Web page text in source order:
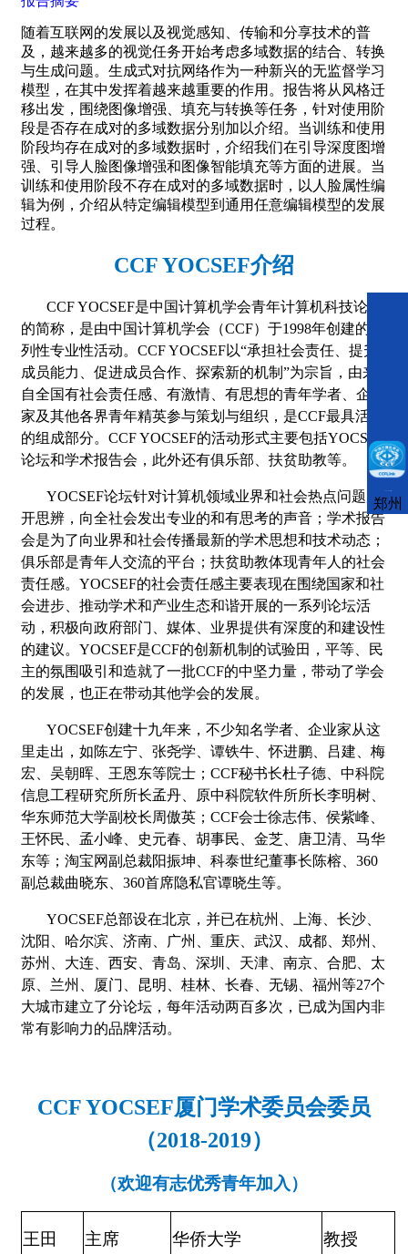
随着互联网的发展以及视觉感知、传输和分享技术的普
及，越来越多的视觉任务开始考虑多域数据的结合、转换
与生成问题。生成式对抗网络作为一种新兴的无监督学习
模型，在其中发挥着越来越重要的作用。报告将从风格迁
移出发，围绕图像增强、填充与转换等任务，针对使用阶
段是否存在成对的多域数据分别加以介绍。当训练和使用
阶段均存在成对的多域数据时，介绍我们在引导深度图增
强、引导人脸图像增强和图像智能填充等方面的进展。当
训练和使用阶段不存在成对的多域数据时，以人脸属性编
辑为例，介绍从特定编辑模型到通用任意编辑模型的发展
过程。
CCF YOCSEF介绍
CCF YOCSEF是中国计算机学会青年计算机科技论坛
的简称，是由中国计算机学会（CCF）于1998年创建的系
列性专业性活动。CCF YOCSEF以“承担社会责任、提升
成员能力、促进成员合作、探索新的机制”为宗旨，由来
自全国有社会责任感、有激情、有思想的青年学者、企业
家及其他各界青年精英参与策划与组织，是CCF最具活力
的组成部分。CCF YOCSEF的活动形式主要包括YOCSEF
论坛和学术报告会，此外还有俱乐部、扶贫助教等。
YOCSEF论坛针对计算机领域业界和社会热点问题展
开思辨，向全社会发出专业的和有思考的声音；学术报告
会是为了向业界和社会传播最新的学术思想和技术动态；
俱乐部是青年人交流的平台；扶贫助教体现青年人的社会
责任感。YOCSEF的社会责任感主要表现在围绕国家和社
会进步、推动学术和产业生态和谐开展的一系列论坛活
动，积极向政府部门、媒体、业界提供有深度的和建设性
的建议。YOCSEF是CCF的创新机制的试验田，平等、民
主的氛围吸引和造就了一批CCF的中坚力量，带动了学会
的发展，也正在带动其他学会的发展。
YOCSEF创建十九年来，不少知名学者、企业家从这
里走出，如陈左宁、张尧学、谭铁牛、怀进鹏、吕建、梅
宏、吴朝晖、王恩东等院士；CCF秘书长杜子德、中科院
信息工程研究所所长孟丹、原中科院软件所所长李明树、
华东师范大学副校长周傲英；CCF会士徐志伟、侯紫峰、
王怀民、孟小峰、史元春、胡事民、金芝、唐卫清、马华
东等；淘宝网副总裁阳振坤、科泰世纪董事长陈榕、360
副总裁曲晓东、360首席隐私官谭晓生等。
YOCSEF总部设在北京，并已在杭州、上海、长沙、
沈阳、哈尔滨、济南、广州、重庆、武汉、成都、郑州、
苏州、大连、西安、青岛、深圳、天津、南京、合肥、太
原、兰州、厦门、昆明、桂林、长春、无锡、福州等27个
大城市建立了分论坛，每年活动两百多次，已成为国内非
常有影响力的品牌活动。
CCF YOCSEF厦门学术委员会委员
（2018-2019）
（欢迎有志优秀青年加入）
王田 主席 华侨大学 教授
郑州